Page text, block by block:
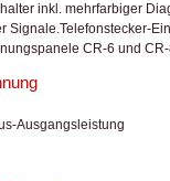
inkl. mehrfarbiger
Signale.Telefonstecker-
CR-6 und
Ausgangsleistung